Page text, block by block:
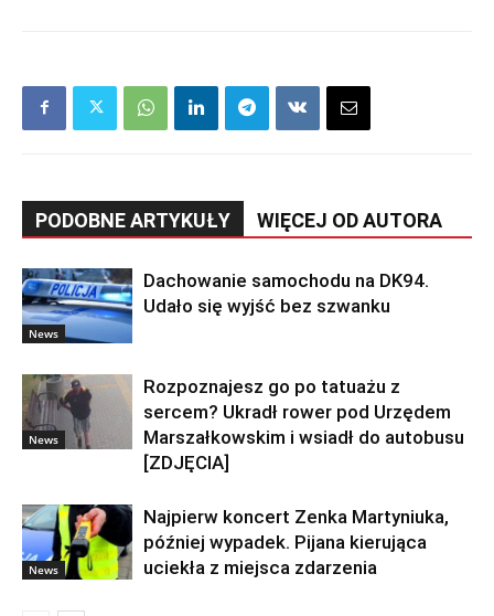
PODOBNE ARTYKUŁY WIĘCEJ OD AUTORA
News
Dachowanie samochodu na DK94.
Udało się wyjść bez szwanku
News
Rozpoznajesz go po tatuażu z
sercem? Ukradł rower pod Urzędem
Marszałkowskim i wsiadł do autobusu
[ZDJĘCIA]
News
Najpierw koncert Zenka Martyniuka,
później wypadek. Pijana kierująca
uciekła z miejsca zdarzenia